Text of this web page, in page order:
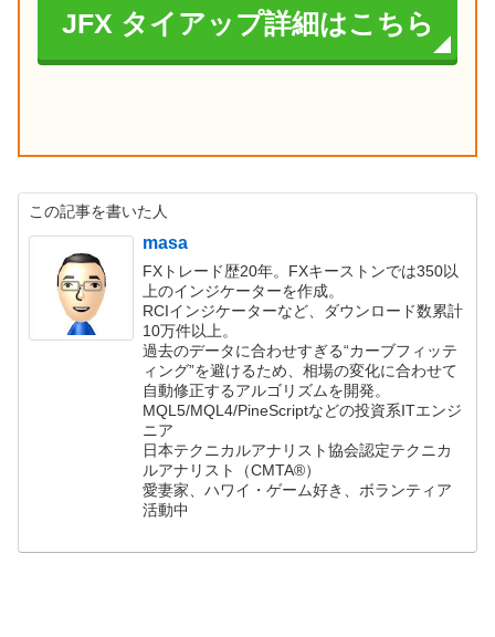
JFX タイアップ詳細はこちら
この記事を書いた人
masa
FXトレード歴20年。FXキーストンでは350以
上のインジケーターを作成。
RCIインジケーターなど、ダウンロード数累計
10万件以上。
過去のデータに合わせすぎる“カーブフィッテ
ィング”を避けるため、相場の変化に合わせて
自動修正するアルゴリズムを開発。
MQL5/MQL4/PineScriptなどの投資系ITエンジ
ニア
日本テクニカルアナリスト協会認定テクニカ
ルアナリスト（CMTA®）
愛妻家、ハワイ・ゲーム好き、ボランティア
活動中